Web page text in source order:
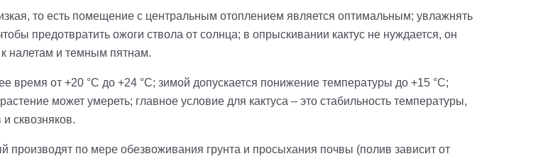
то есть помещение с центральным отоплением является оптимальным; увлажнять
предотвратить ожоги ствола от солнца; в опрыскивании кактус не нуждается, он
к налетам и темным пятнам.
время от +20 °С до +24 °С; зимой допускается понижение температуры до +15 °С;
может умереть; главное условие для кактуса – это стабильность температуры,
сквозняков.
по мере обезвоживания грунта и просыхания почвы (полив зависит от